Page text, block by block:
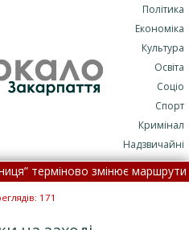
Політика
Економіка
Культура
Освіта
Соціо
Спорт
Кримінал
Надзвичайні
терміново змінює маршрути •
про доходи у паперовому
171